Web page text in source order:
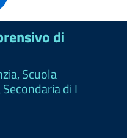
di
Scuola
di I